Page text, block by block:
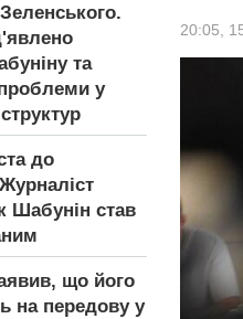
та
у
до
Шабунін став
що його
на передову у
20:05,